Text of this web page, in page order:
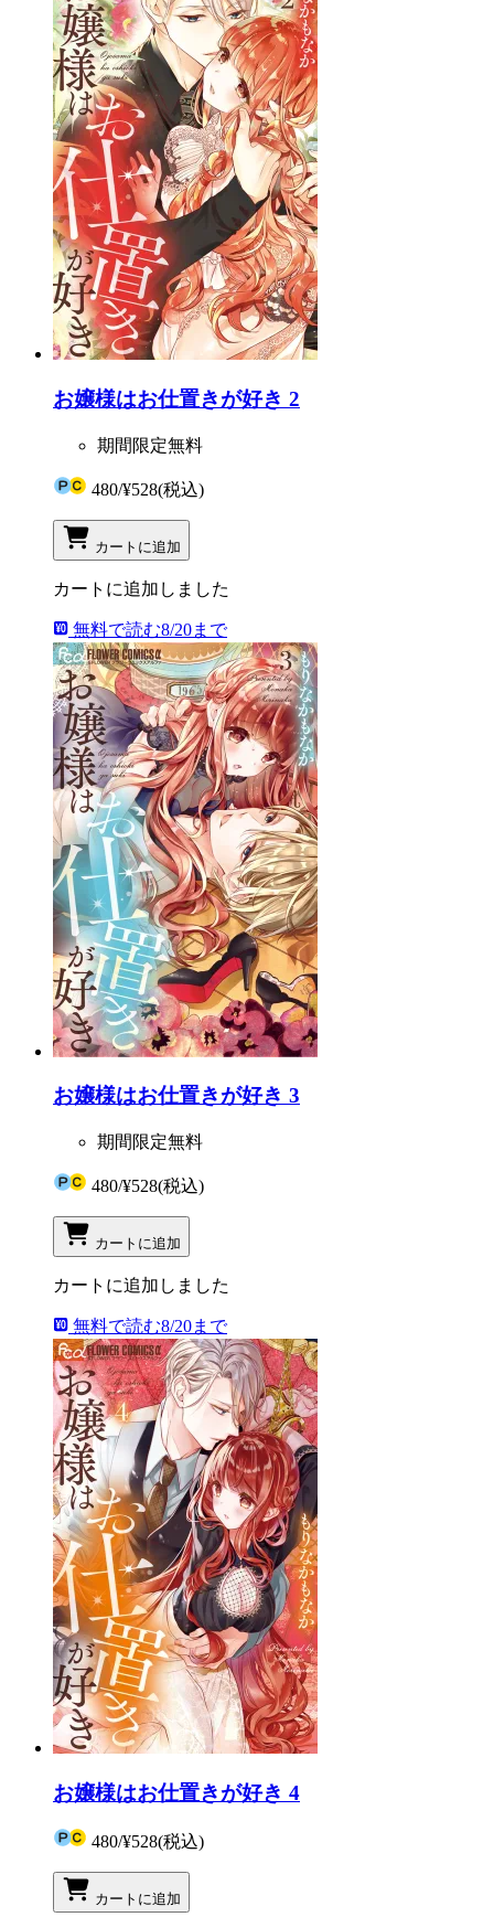
お嬢様はお仕置きが好き 2
期間限定無料
480/¥528(税込)
カートに追加
カートに追加しました
無料で読む8/20まで
お嬢様はお仕置きが好き 3
期間限定無料
480/¥528(税込)
カートに追加
カートに追加しました
無料で読む8/20まで
お嬢様はお仕置きが好き 4
480/¥528(税込)
カートに追加